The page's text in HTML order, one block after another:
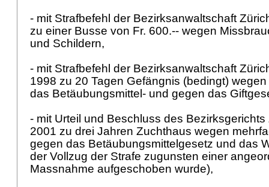
- mit Strafbefehl der Bezirksanwaltschaft
zu einer Busse von Fr. 600.-- wegen
und Schildern,
- mit Strafbefehl der Bezirksanwaltschaft
1998 zu 20 Tagen Gefängnis (bedingt)
das Betäubungsmittel- und gegen das
- mit Urteil und Beschluss des
2001 zu drei Jahren Zuchthaus wegen
gegen das Betäubungsmittelgesetz und das
der Vollzug der Strafe zugunsten einer
Massnahme aufgeschoben wurde),